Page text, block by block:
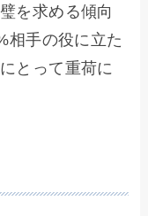
を求める傾向
相手の役に立た
とって重荷に